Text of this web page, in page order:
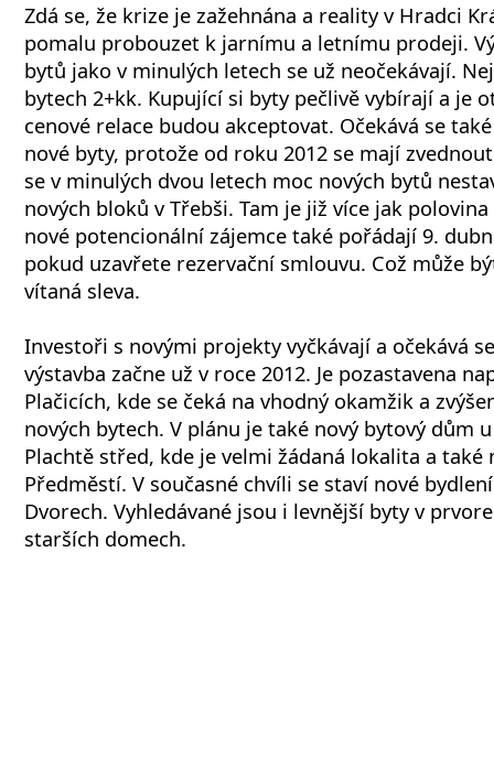
Zdá se, že krize je zažehnána a reality v Hradci
pomalu probouzet k jarnímu a letnímu prodeji.
bytů jako v minulých letech se už neočekávají.
bytech 2+kk. Kupující si byty pečlivě vybírají a je
cenové relace budou akceptovat. Očekává se
nové byty, protože od roku 2012 se mají
se v minulých dvou letech moc nových bytů
nových bloků v Třebši. Tam je již více jak
nové potencionální zájemce také pořádají 9.
pokud uzavřete rezervační smlouvu. Což může
vítaná sleva.
Investoři s novými projekty vyčkávají a očekává
výstavba začne už v roce 2012. Je pozastavena
Plačicích, kde se čeká na vhodný okamžik a
nových bytech. V plánu je také nový bytový dům
Plachtě střed, kde je velmi žádaná lokalita a také
Předměstí. V současné chvíli se staví nové
Dvorech. Vyhledávané jsou i levnější byty v
starších domech.